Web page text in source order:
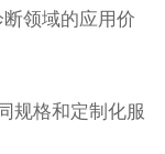
领域的应用价
规格和定制化服